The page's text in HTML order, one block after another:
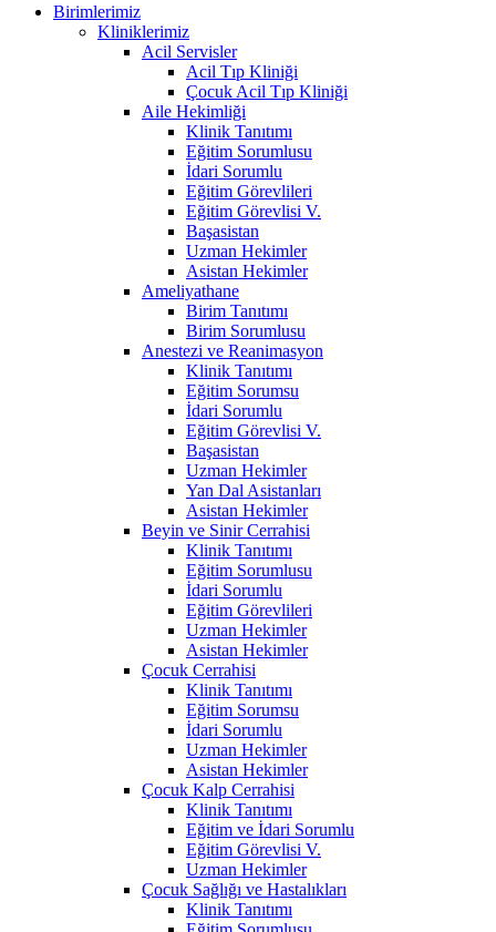
Birimlerimiz
Kliniklerimiz
Acil Servisler
Acil Tıp Kliniği
Çocuk Acil Tıp Kliniği
Aile Hekimliği
Klinik Tanıtımı
Eğitim Sorumlusu
İdari Sorumlu
Eğitim Görevlileri
Eğitim Görevlisi V.
Başasistan
Uzman Hekimler
Asistan Hekimler
Ameliyathane
Birim Tanıtımı
Birim Sorumlusu
Anestezi ve Reanimasyon
Klinik Tanıtımı
Eğitim Sorumsu
İdari Sorumlu
Eğitim Görevlisi V.
Başasistan
Uzman Hekimler
Yan Dal Asistanları
Asistan Hekimler
Beyin ve Sinir Cerrahisi
Klinik Tanıtımı
Eğitim Sorumlusu
İdari Sorumlu
Eğitim Görevlileri
Uzman Hekimler
Asistan Hekimler
Çocuk Cerrahisi
Klinik Tanıtımı
Eğitim Sorumsu
İdari Sorumlu
Uzman Hekimler
Asistan Hekimler
Çocuk Kalp Cerrahisi
Klinik Tanıtımı
Eğitim ve İdari Sorumlu
Eğitim Görevlisi V.
Uzman Hekimler
Çocuk Sağlığı ve Hastalıkları
Klinik Tanıtımı